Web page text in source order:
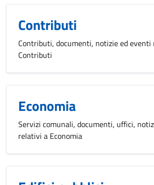
Contributi
Contributi, documenti, notizie ed
Contributi
Economia
Servizi comunali, documenti, uffici,
relativi a Economia